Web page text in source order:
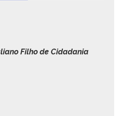
Fil­ho de Cidada­nia